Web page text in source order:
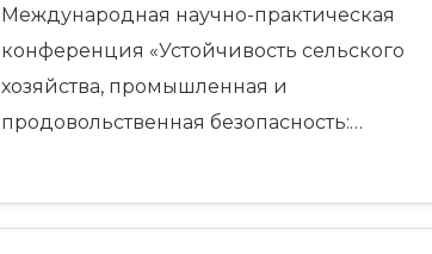
Международная научно-практическая
конференция «Устойчивость сельского
хозяйства, промышленная и
продовольственная безопасность:…